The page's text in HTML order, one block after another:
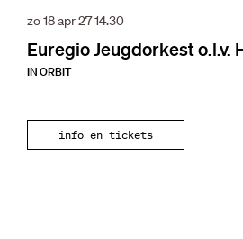
Euregio Jeugdorkest o.l.v.
IN ORBIT
zo 18 apr 2714.30
info en tickets